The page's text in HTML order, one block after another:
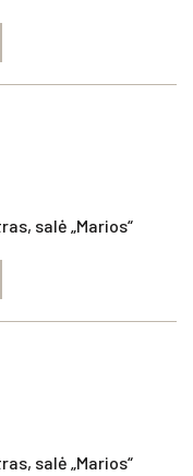
salė „Marios“
salė „Marios“